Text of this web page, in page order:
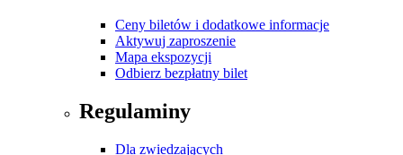
Ceny biletów i dodatkowe informacje
Aktywuj zaproszenie
Mapa ekspozycji
Odbierz bezpłatny bilet
Regulaminy
Dla zwiedzających